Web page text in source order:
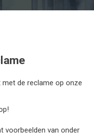
de reclame op onze
voorbeelden van onder